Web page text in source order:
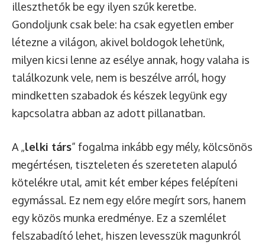
illeszthetők be egy ilyen szűk keretbe.
Gondoljunk csak bele: ha csak egyetlen ember
létezne a világon, akivel boldogok lehetünk,
milyen kicsi lenne az esélye annak, hogy valaha is
találkozunk vele, nem is beszélve arról, hogy
mindketten szabadok és készek legyünk egy
kapcsolatra abban az adott pillanatban.
A „lelki társ” fogalma inkább egy mély, kölcsönös
megértésen, tiszteleten és szereteten alapuló
kötelékre utal, amit két ember képes felépíteni
egymással. Ez nem egy előre megírt sors, hanem
egy közös munka eredménye. Ez a szemlélet
felszabadító lehet, hiszen levesszük magunkról